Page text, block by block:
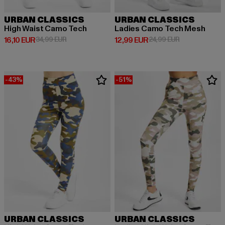
URBAN CLASSICS
High Waist Camo Tech
16,10 EUR
Derzeitiger Preis: 16,10 EUR
34,99 EURAktionspreis: 34,99 EUR
URBAN CLASSICS
Ladies Camo Tech Mesh
12,99 EUR
Derzeitiger Preis: 12,99 EUR
24,99 EURAktionspreis:
-43%
URBAN CLASSICS
-51%
URBAN CLASSICS